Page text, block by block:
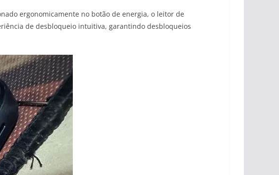
ergonomicamente no botão de energia, o leitor de
de desbloqueio intuitiva, garantindo desbloqueios